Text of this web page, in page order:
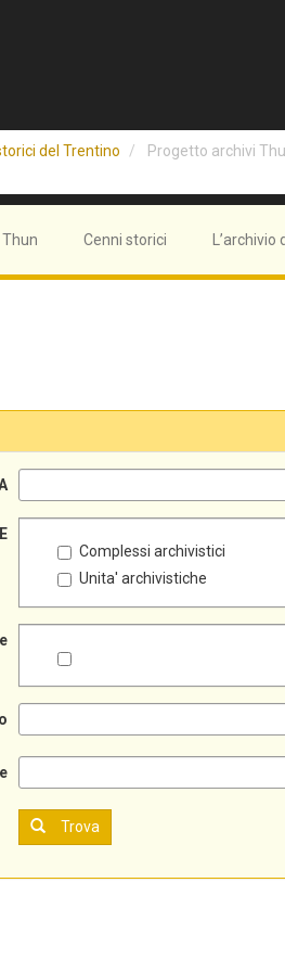
del Trentino Progetto archivi
Cenni storici
Complessi archivistici
Unita' archivistiche
Trova